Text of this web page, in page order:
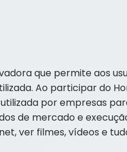
que permite aos
Ao participar do
por empresas
de mercado e
ver filmes, vídeos e